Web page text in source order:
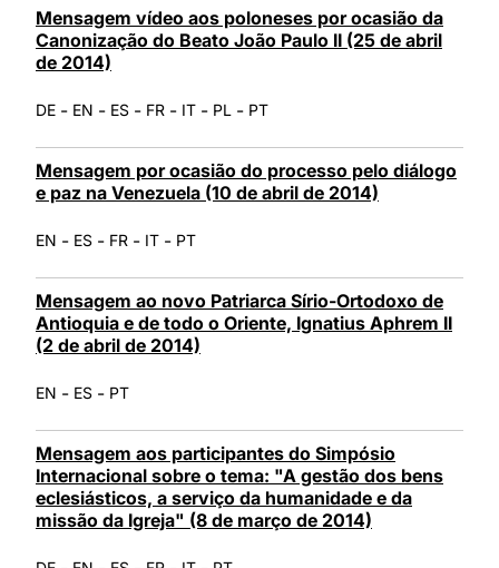
Mensagem vídeo aos poloneses por ocasião da
Canonização do Beato João Paulo II (25 de abril
de 2014)
DE - EN - ES - FR - IT - PL - PT
Mensagem por ocasião do processo pelo diálogo
e paz na Venezuela (10 de abril de 2014)
EN - ES - FR - IT - PT
Mensagem ao novo Patriarca Sírio-Ortodoxo de
Antioquia e de todo o Oriente, Ignatius Aphrem II
(2 de abril de 2014)
EN - ES - PT
Mensagem aos participantes do Simpósio
Internacional sobre o tema: "A gestão dos bens
eclesiásticos, a serviço da humanidade e da
missão da Igreja" (8 de março de 2014)